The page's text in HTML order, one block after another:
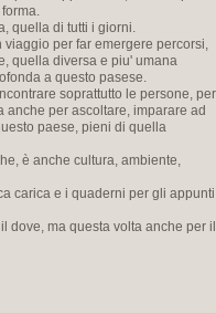
quella di tutti i giorni.
viaggio per far emergere percorsi,
quella diversa e piu' umana
a questo pasese.
soprattutto le persone, per
per ascoltare, imparare ad
paese, pieni di quella
è anche cultura, ambiente,
carica e i quaderni per gli appunti
dove, ma questa volta anche per il